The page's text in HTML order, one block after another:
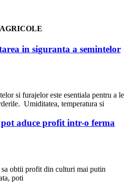
in siguranta a semintelor
si furajelor este esentiala pentru a le
Umiditatea, temperatura si
aduce profit intr-o ferma
obtii profit din culturi mai putin
poti